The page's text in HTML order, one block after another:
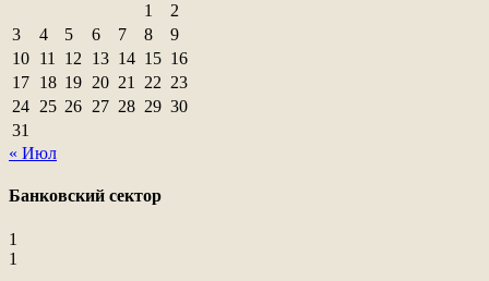
1
2
3
4 5 6 7 8
9
10 11 12 13 14 15 16
17 18 19 20 21 22 23
24 25 26 27 28 29 30
31
« Июл
Банковский сектор
1
1